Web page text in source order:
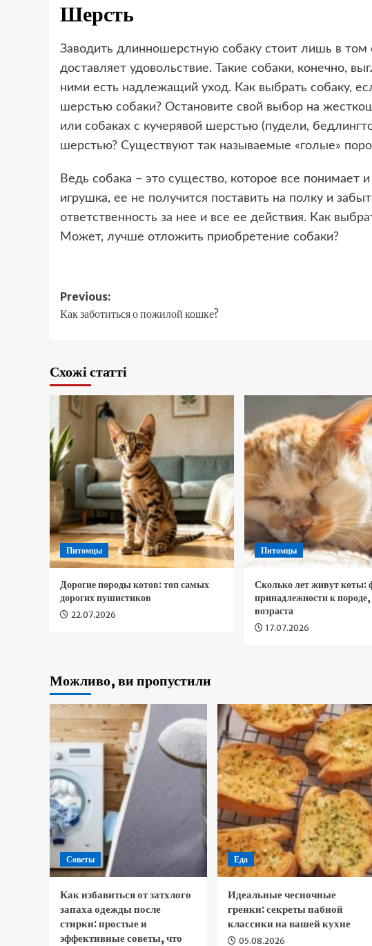
Шерсть
Заводить длинношерстную собаку стоит лишь в
доставляет удовольствие. Такие собаки, конечно,
ними есть надлежащий уход. Как выбрать собаку,
шерстью собаки? Остановите свой выбор на
или собаках с кучерявой шерстью (пудели,
шерстью? Существуют так называемые «голые»
Ведь собака – это существо, которое все понимает
игрушка, ее не получится поставить на полку и
ответственность за нее и все ее действия. Как
Может, лучше отложить приобретение собаки?
Post
navigation
Previous:
Как заботиться о пожилой кошке?
Схожі статті
Питомцы
Дорогие породы котов: топ самых
дорогих пушистиков
22.07.2026
Питомцы
Сколько лет живут коты:
принадлежности к
возраста
17.07.2026
Можливо, ви пропустили
Советы
Как избавиться от затхлого
запаха одежды после
стирки: простые и
эффективные советы, что
Еда
Идеальные чесночные
гренки: секреты пабной
классики на вашей кухне
05.08.2026